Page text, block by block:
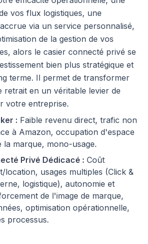
vos flux logistiques, une
via un service personnalisé,
de la gestion de vos
alors le casier connecté privé se
bien plus stratégique et
terme. Il permet de transformer
retrait en un véritable levier de
votre entreprise.
: Faible revenu direct, trafic non
à Amazon, occupation d'espace
la marque, mono-usage.
Privé Dédicacé : Coût
location, usages multiples (Click &
logistique), autonomie et
de l'image de marque,
optimisation opérationnelle,
processus.